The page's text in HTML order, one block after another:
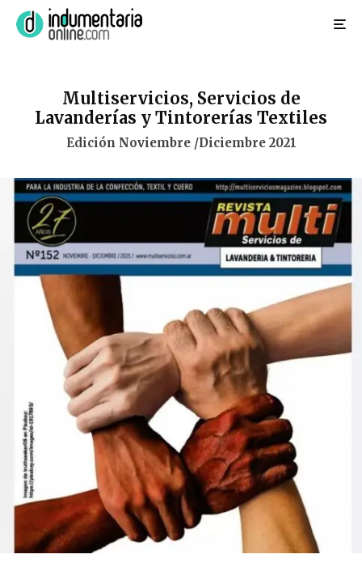
Multiservicios, Servicios de
Lavanderías y Tintorerías Textiles
Edición Noviembre /Diciembre 2021